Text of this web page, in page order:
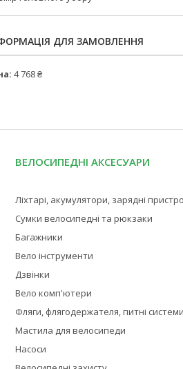
ДЛЯ ЗАМОВЛЕННЯ
4 768 ₴
ВЕЛОСИПЕДНІ АКСЕСУАРИ
Ліхтарі, акумулятори, зарядні
Сумки велосипедні та рюкзаки
Багажники
Вело інструменти
Дзвінки
Вело комп'ютери
Фляги, флягодержателя, питні системи
Мастила для велосипеди
Насоси